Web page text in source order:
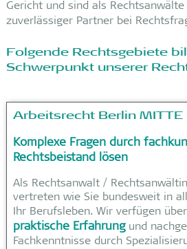
Gericht und sind als
zuverlässiger Partner bei
Folgende Rechtsgebiete
Schwerpunkt unserer
Arbeitsrecht Berlin MITTE
Komplexe Fragen durch
Rechtsbeistand lösen
Als Rechtsanwalt /
vertreten wie Sie bundesweit in
Ihr Berufsleben. Wir verfügen über
praktische Erfahrungund
Fachkenntnisse durch